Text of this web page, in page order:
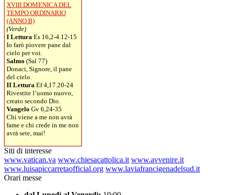
XVIII DOMENICA DEL
TEMPO ORDINARIO
(ANNO B)
(Verde)
I Lettura Es 16,2-4.12-15
Io farò piovere pane dal
cielo per voi.
Salmo (Sal 77)
Donaci, Signore, il pane
del cielo.
II Lettura Ef 4,17.20-24
Rivestite l’uomo nuovo,
creato secondo Dio.
Vangelo Gv 6,24-35
Chi viene a me non avrà
fame e chi crede in me non
avrà sete, mai!
Siti di interesse
www.vatican.va www.chiesacattolica.it www.avvenire.it
www.luisapiccarretaofficial.org www.laviafrancigenadelsud.it
Orari messe